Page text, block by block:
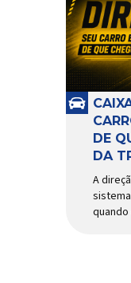
DE
DA
A
quando